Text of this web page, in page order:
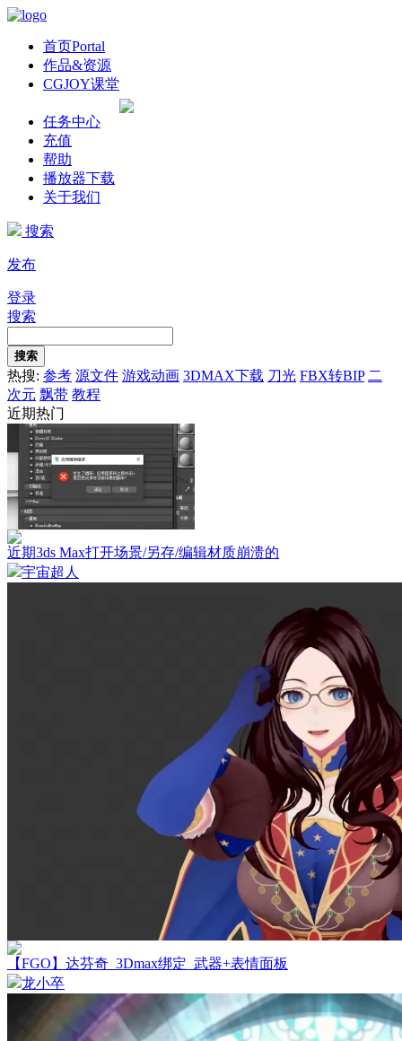
首页Portal
作品&资源
CGJOY课堂
任务中心
充值
帮助
播放器下载
关于我们
搜索
发布
登录
搜索
搜索
热搜: 参考 源文件 游戏动画 3DMAX下载 刀光 FBX转BIP 二
次元 飘带 教程
近期热门
近期3ds Max打开场景/另存/编辑材质崩溃的
宇宙超人
【FGO】达芬奇_3Dmax绑定_武器+表情面板
龙小卒